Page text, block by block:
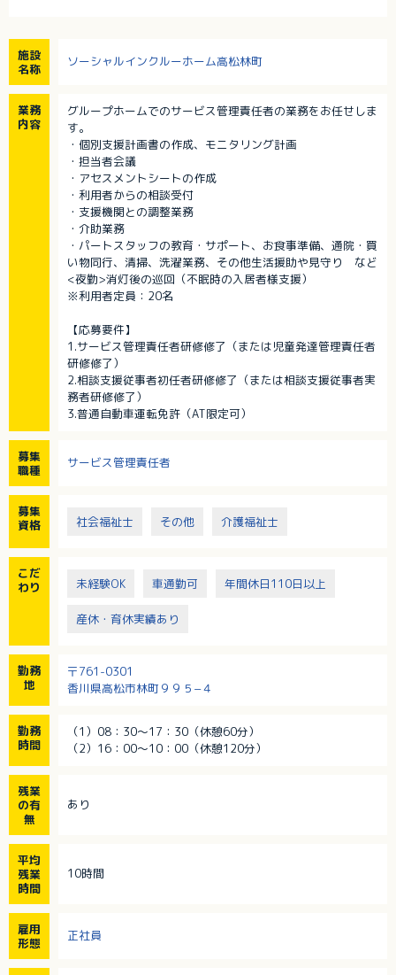
施設
名称
ソーシャルインクルーホーム高松林町
業務
内容
グループホームでのサービス管理責任者の業務をお任せしま
す。
・個別支援計画書の作成、モニタリング計画
・担当者会議
・アセスメントシートの作成
・利用者からの相談受付
・支援機関との調整業務
・介助業務
・パートスタッフの教育・サポート、お食事準備、通院・買
い物同行、清掃、洗濯業務、その他生活援助や見守り など
<夜勤>消灯後の巡回（不眠時の入居者様支援）
※利用者定員：20名
【応募要件】
1.サービス管理責任者研修修了（または児童発達管理責任者
研修修了）
2.相談支援従事者初任者研修修了（または相談支援従事者実
務者研修修了）
3.普通自動車運転免許（AT限定可）
募集
職種
サービス管理責任者
募集
資格
社会福祉士 その他 介護福祉士
こだ
わり
未経験OK 車通勤可 年間休日110日以上
産休・育休実績あり
勤務
地
〒761-0301
香川県高松市林町９９５−４
勤務
時間
（1）08：30～17：30（休憩60分）
（2）16：00～10：00（休憩120分）
残業
の有
無
あり
平均
残業
時間
10時間
雇用
形態
正社員